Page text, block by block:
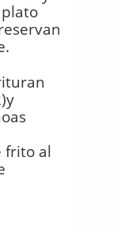
frito al